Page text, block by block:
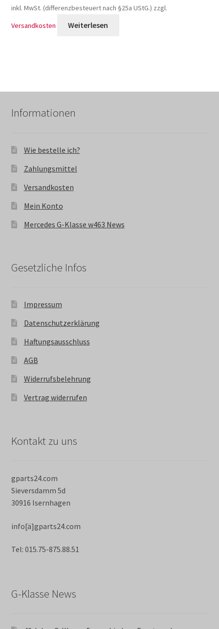
inkl. MwSt. (differenzbesteuert nach §25a UStG.) zzgl.
Versandkosten
Weiterlesen
Informationen
Wie bestelle ich?
Zahlungsmittel
Versandkosten
Mein Konto
Mercedes G-Klasse w463 News
Gesetzliche Infos
Impressum
Datenschutzerklärung
Haftungsausschluss
AGB
Widerrufsbelehrung
Vertrag widerrufen
Kontakt zu uns
gparts24.com
Sieversdamm 5d
30916 Isernhagen
info[ä]gparts24.com
Tel: 015.75-875.88.51
G-Klasse News